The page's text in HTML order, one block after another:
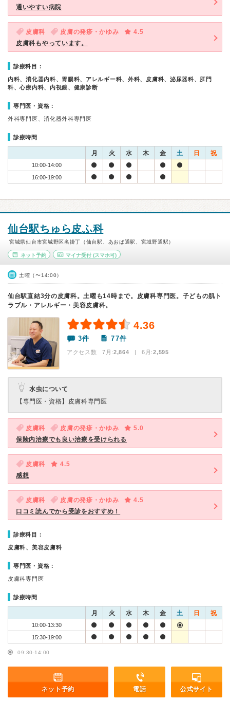
通いやすい病院
皮膚科 皮膚の発疹・かゆみ
4.5
皮膚科もやっています。
診療科目：
内科、消化器内科、胃腸科、アレルギー科、外科、皮膚科、泌尿器科、肛門
科、心療内科、内視鏡、健康診断
専門医・資格：
外科専門医、消化器外科専門医
診療時間
月 火 水 木 金 土 日 祝
10:00-14:00
16:00-19:00
仙台駅ちゅら皮ふ科
宮城県仙台市宮城野区名掛丁（仙台駅、あおば通駅、宮城野通駅）
ネット予約 マイナ受付(スマホ可)
土曜（〜14:00）
仙台駅直結3分の皮膚科。土曜も14時まで。皮膚科専門医。子どもの肌ト
ラブル・アレルギー・美容皮膚科。
4.36
3件 77件
アクセス数 7月:2,864 | 6月:2,595
水虫について
【専門医・資格】 皮膚科専門医
皮膚科 皮膚の発疹・かゆみ
5.0
保険内治療でも良い治療を受けられる
皮膚科
4.5
感想
皮膚科 皮膚の発疹・かゆみ
4.5
口コミ読んでから受診をおすすめ！
診療科目：
皮膚科、美容皮膚科
専門医・資格：
皮膚科専門医
診療時間
月 火 水 木 金 土 日 祝
10:00-13:30
15:30-19:00
09:30-14:00
ネット予約 電話 公式サイト